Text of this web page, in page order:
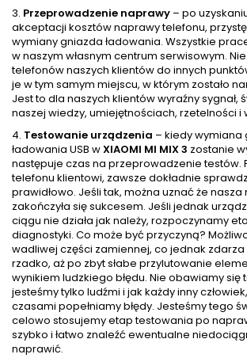
3. Przeprowadzenie naprawy – po
akceptacji kosztów naprawy telefonu,
wymiany gniazda ładowania. Wszystkie
w naszym własnym centrum serwisowym.
telefonów naszych klientów do innych
je w tym samym miejscu, w którym zostało
Jest to dla naszych klientów wyraźny sygnał,
naszej wiedzy, umiejętnościach, rzetelności i
4. Testowanie urządzenia – kiedy wymiana
ładowania USB wXIAOMI MI MIX 3 zostanie
następuje czas na przeprowadzenie testów.
telefonu klientowi, zawsze dokładnie
prawidłowo. Jeśli tak, można uznać że
zakończyła się sukcesem. Jeśli jednak
ciągu nie działa jak należy, rozpoczynamy
diagnostyki. Co może być przyczyną?
wadliwej części zamiennej, co jednak zdarza
rzadko, aż po zbyt słabe przylutowanie
wynikiem ludzkiego błędu. Nie obawiamy się
jesteśmy tylko ludźmi i jak każdy inny
czasami popełniamy błędy. Jesteśmy tego
celowo stosujemy etap testowania po
szybko i łatwo znaleźć ewentualne
naprawić.